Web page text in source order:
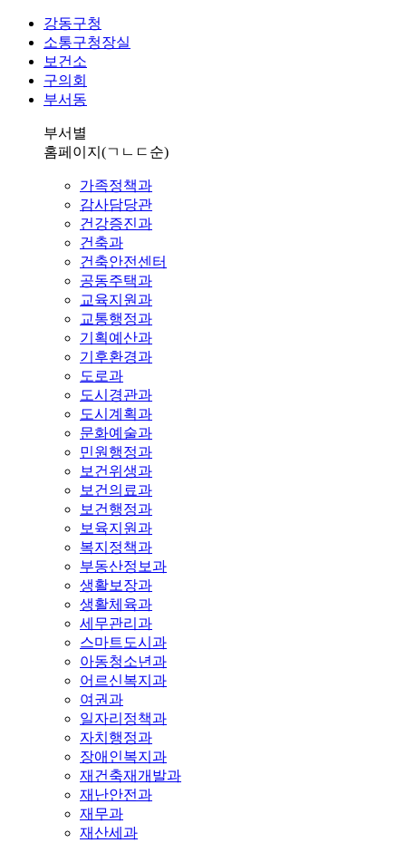
강동구청
소통구청장실
보건소
구의회
부서동
부서별
홈페이지 (ㄱㄴㄷ순)
가족정책과
감사담당관
건강증진과
건축과
건축안전센터
공동주택과
교육지원과
교통행정과
기획예산과
기후환경과
도로과
도시경관과
도시계획과
문화예술과
민원행정과
보건위생과
보건의료과
보건행정과
보육지원과
복지정책과
부동산정보과
생활보장과
생활체육과
세무관리과
스마트도시과
아동청소년과
어르신복지과
여권과
일자리정책과
자치행정과
장애인복지과
재건축재개발과
재난안전과
재무과
재산세과